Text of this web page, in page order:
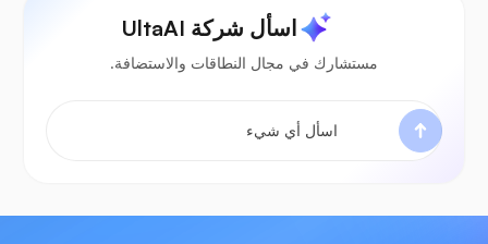
اسأل شركة UltaAI
مستشارك في مجال النطاقات والاستضافة.